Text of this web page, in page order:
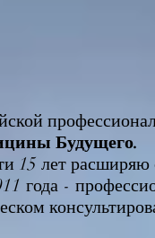
Будущего.
лет расширяю
года -